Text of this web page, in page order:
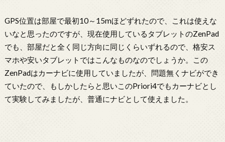
GPS位置は部屋で最初10～15mほどずれたので、これは使えな
いなと思ったのですが、現在使用しているタブレットのZenPad
でも、部屋だと全く同じ方向に同じくらいずれるので、格安ス
マホや安いタブレットではこんなものなのでしょうか。この
ZenPadはカーナビに使用していましたが、問題無くナビができ
ていたので、もしかしたらと思いこのPriori4でもカーナビとし
て実験してみましたが、普通にナビとして使えました。